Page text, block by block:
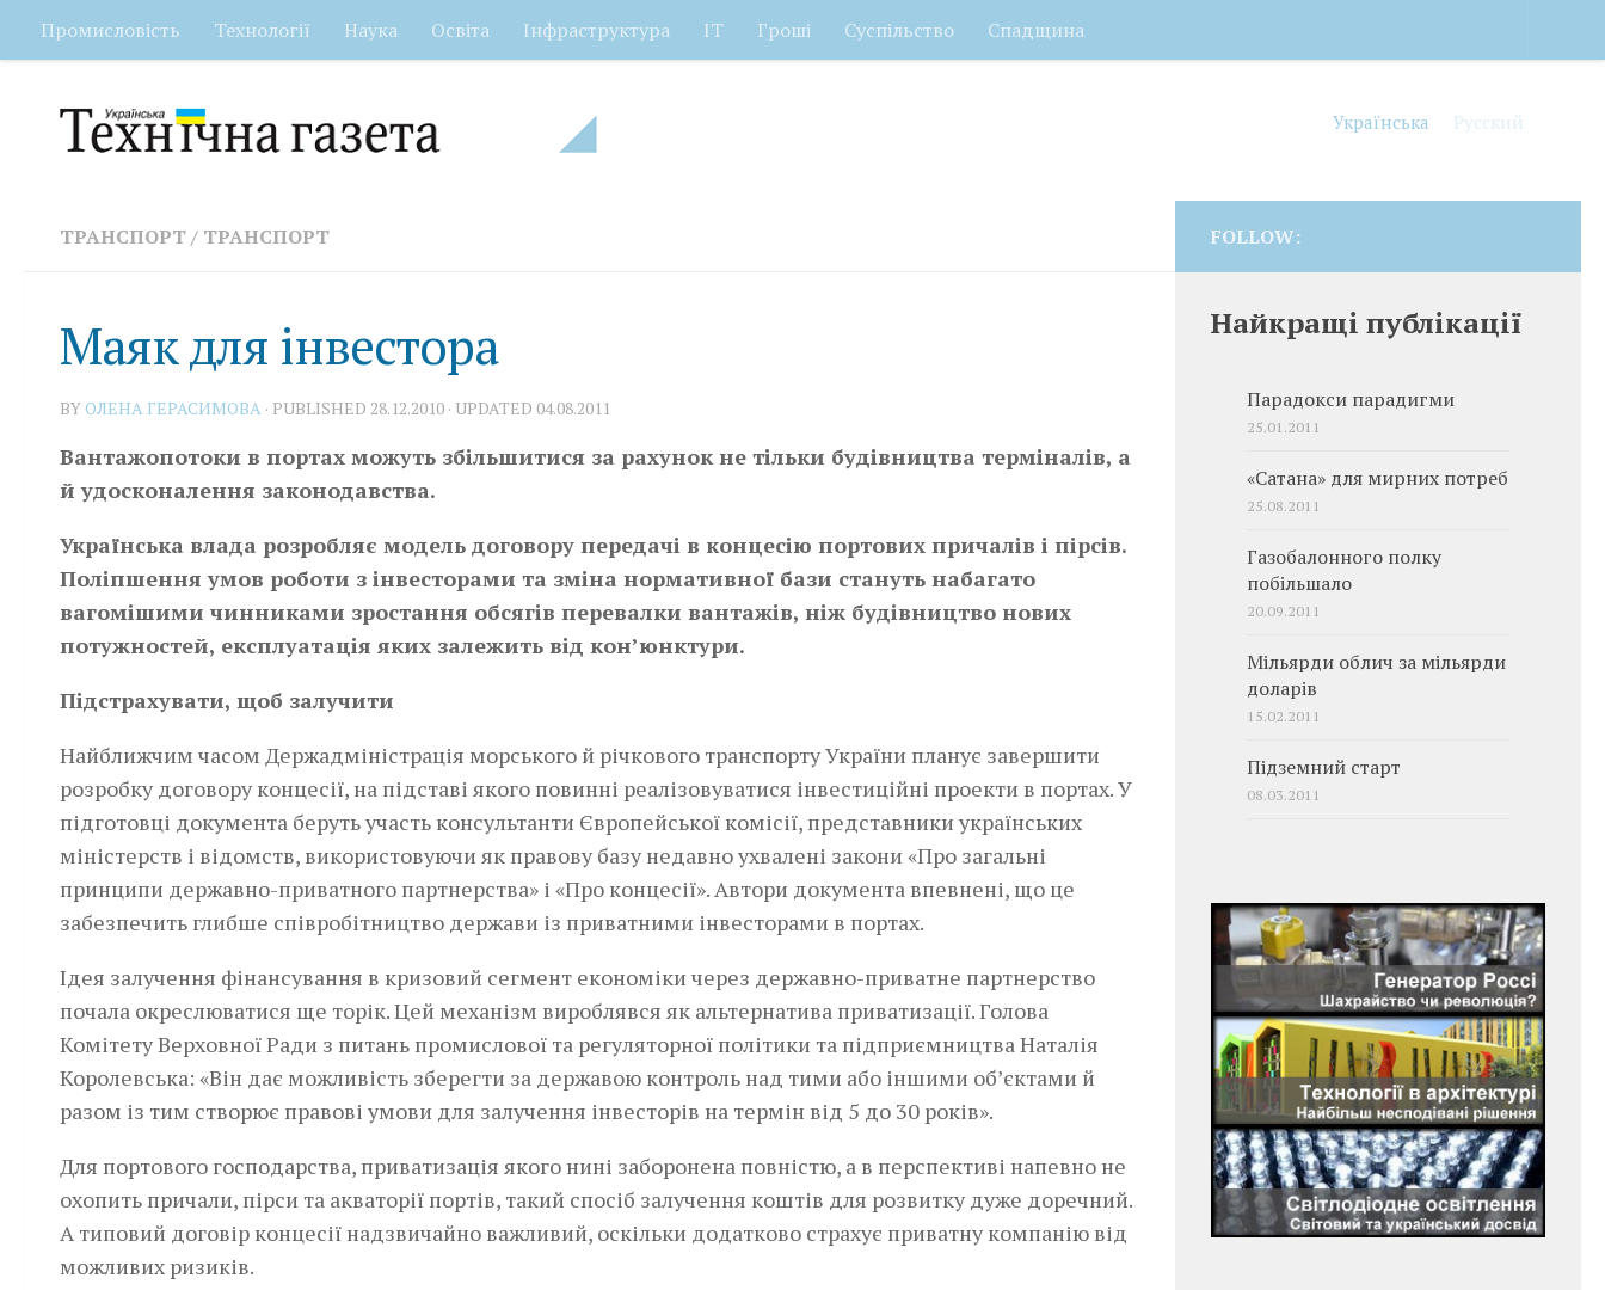
Skip to content
Промисловість Технології Наука Освіта Інфраструктура ІТ Гроші Суспільство Спадщина
Українська Русский
ТРАНСПОРТ/ ТРАНСПОРТ
Маяк для інвестора
BY ОЛЕНА ГЕРАСИМОВА · PUBLISHED 28.12.2010 · UPDATED 04.08.2011
Вантажопотоки в портах можуть збільшитися за рахунок не тільки будівництва терміналів, а
й удосконалення законодавства.
Українська влада розробляє модель договору передачі в концесію портових причалів і пірсів.
Поліпшення умов роботи з інвесторами та зміна нормативної бази стануть набагато
вагомішими чинниками зростання обсягів перевалки вантажів, ніж будівництво нових
потужностей, експлуатація яких залежить від кон’юнктури.
Підстрахувати, щоб залучити
Найближчим часом Держадміністрація морського й річкового транспорту України планує завершити
розробку договору концесії, на підставі якого повинні реалізовуватися інвестиційні проекти в портах. У
підготовці документа беруть участь консультанти Європейської комісії, представники українських
міністерств і відомств, використовуючи як правову базу недавно ухвалені закони «Про загальні
принципи державно-приватного партнерства» і «Про концесії». Автори документа впевнені, що це
забезпечить глибше співробітництво держави із приватними інвесторами в портах.
Ідея залучення фінансування в кризовий сегмент економіки через державно-приватне партнерство
почала окреслюватися ще торік. Цей механізм вироблявся як альтернатива приватизації. Голова
Комітету Верховної Ради з питань промислової та регуляторної політики та підприємництва Наталія
Королевська: «Він дає можливість зберегти за державою контроль над тими або іншими об’єктами й
разом із тим створює правові умови для залучення інвесторів на термін від 5 до 30 років».
Для портового господарства, приватизація якого нині заборонена повністю, а в перспективі напевно не
охопить причали, пірси та акваторії портів, такий спосіб залучення коштів для розвитку дуже доречний.
А типовий договір концесії надзвичайно важливий, оскільки додатково страхує приватну компанію від
можливих ризиків.
FOLLOW:
Найкращі публікації
Парадокси парадигми
25.01.2011
«Сатана» для мирних потреб
25.08.2011
Газобалонного полку
побільшало
20.09.2011
Мільярди облич за мільярди
доларів
15.02.2011
Підземний старт
08.03.2011